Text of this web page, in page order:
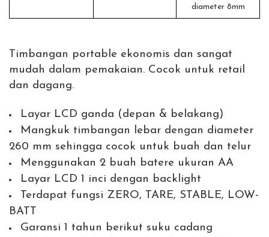
diameter 8mm
Timbangan portable ekonomis dan sangat
mudah dalam pemakaian. Cocok untuk retail
dan dagang.
Layar LCD ganda (depan & belakang)
Mangkuk timbangan lebar dengan diameter
260 mm sehingga cocok untuk buah dan telur
Menggunakan 2 buah batere ukuran AA
Layar LCD 1 inci dengan backlight
Terdapat fungsi ZERO, TARE, STABLE, LOW-
BATT
Garansi 1 tahun berikut suku cadang